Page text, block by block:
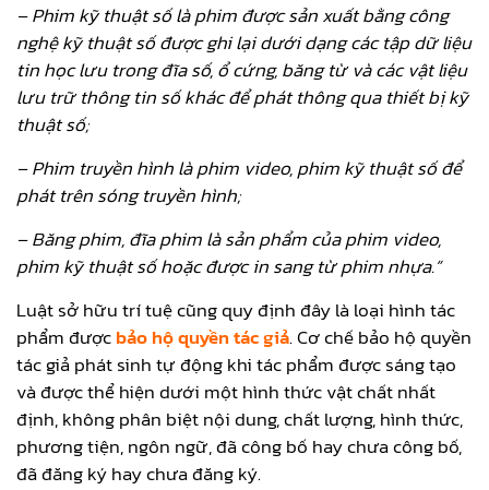
– Phim kỹ thuật số là phim được sản xuất bằng công
nghệ kỹ thuật số được ghi lại dưới dạng các tập dữ liệu
tin học lưu trong đĩa số, ổ cứng, băng từ và các vật liệu
lưu trữ thông tin số khác để phát thông qua thiết bị kỹ
thuật số;
– Phim truyền hình là phim video, phim kỹ thuật số để
phát trên sóng truyền hình;
– Băng phim, đĩa phim là sản phẩm của phim video,
phim kỹ thuật số hoặc được in sang từ phim nhựa.”
Luật sở hữu trí tuệ cũng quy định đây là loại hình tác
phẩm đượcbảo hộ quyền tác giả. Cơ chế bảo hộ quyền
tác giả phát sinh tự động khi tác phẩm được sáng tạo
và được thể hiện dưới một hình thức vật chất nhất
định, không phân biệt nội dung, chất lượng, hình thức,
phương tiện, ngôn ngữ, đã công bố hay chưa công bố,
đã đăng ký hay chưa đăng ký.